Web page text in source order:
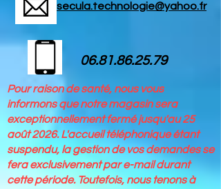
secula.technologie@yahoo.fr
06.81.86.25.79
Pour raison de santé, nous vous
informons que notre magasin sera
exceptionnellement fermé jusqu'au 25
août 2026. L'accueil téléphonique étant
suspendu, la gestion de vos demandes se
fera exclusivement par e-mail durant
cette période. Toutefois, nous tenons à